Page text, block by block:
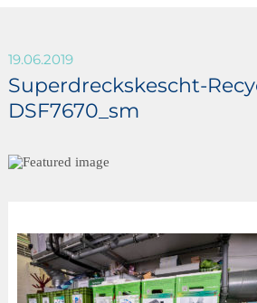
19.06.2019
Superdreckskescht-
DSF7670_sm